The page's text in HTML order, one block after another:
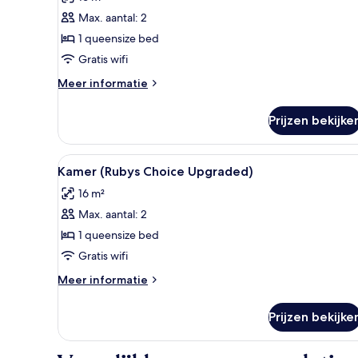
(Lovely)
laden
Max. aantal: 2
1 queensize bed
Gratis wifi
Meer informatie
Meer
(Lovely)
Prijzen
Alle
foto's
voor
Kamer
(Rubys
Choice
Upgraded)
laden
Een moderne slaapkamer
5
Kamer (Rubys Choice Upgraded)
16 m²
Max. aantal: 2
1 queensize bed
Gratis wifi
Meer informatie
Meer
(Rubys
Prijzen